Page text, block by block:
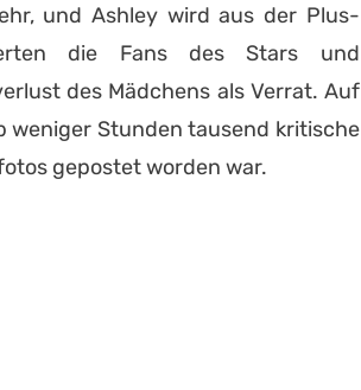
und Ashley wird aus der Plus-
die Fans des Stars und
des Mädchens als Verrat. Auf
weniger Stunden tausend kritische
gepostet worden war.